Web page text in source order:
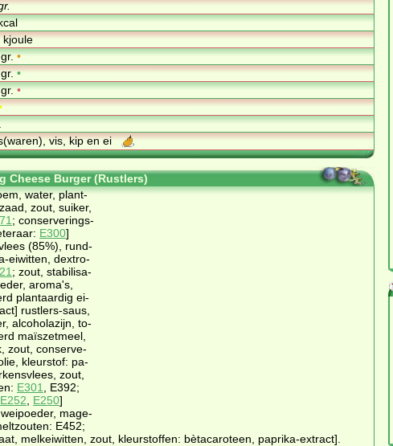
kjoule
gr.•
gr.•
gr.•
vis, kip en ei
Cheese Burger (Rustlers)
wa­ter, plant­
zout, sui­ker,
; con­ser­ve­rings­
E300]
(85%), rund­
ei­wit­ten, dex­tro­
; zout, sta­bi­li­sa­
aro­ma's,
plant­aar­dig ei­
rust­lers-saus,
al­co­holazijn, to­
ma­ïs­zet­meel,
zout, con­ser­ve­
kleur­stof: pa­
zout,
E301
, E392;
E252 E250]
ma­ge­
E452;
melkei­wit­ten, zout, kleur­stof­fen: bè­ta­ca­ro­teen, pa­pri­ka-ex­tract].